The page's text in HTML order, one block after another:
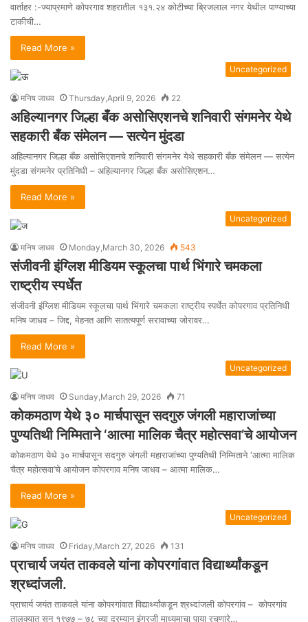
वार्ताहर :-ज्याप्रमाणे कोपरगाव शहरातील १३१.२४ कोटीच्या ब्रिजलाल नगर येथील पाण्याच्या
टाकीची…
Read More »
Uncategorized
मनिष जाधव Thursday,April 9, 2026 22
अहिल्यानगर जिल्हा बँक असोसिएशनचे शनिवारी संगमनेर येथे
सहकारी बँक संमेलन — सत्येन मुंदडा
अहिल्यानगर जिल्हा बँक असोसिएशनचे शनिवारी संगमनेर येथे सहकारी बँक संमेलन — सत्येन
मुंदडा संगमनेर प्रतिनिधी – अहिल्यानगर जिल्हा बँक असोसिएशन…
Read More »
Uncategorized
मनिष जाधव Monday,March 30, 2026 543
संजीवनी इंग्लिश मीडियम स्कूलचा पार्थ भिंगारे चमकला
राष्ट्रीय स्पर्धेत
संजीवनी इंग्लिश मीडियम स्कूलचा पार्थ भिंगारे चमकला राष्ट्रीय स्पर्धेत कोपरगाव प्रतिनिधी
मनिष जाधव – जिद्द, मेहनत आणि सातत्यपूर्ण सरावाच्या जोरावर…
Read More »
Uncategorized
मनिष जाधव Sunday,March 29, 2026 71
कोकमठाण येथे ३० मार्चपासून सदगुरु जंगली महाराजांच्या
पुण्यतिथी निम्मिताने ‘आत्मा मालिक चैत्र महोत्सवा’चे आयोजन
कोकमठाण येथे ३० मार्चपासून सदगुरु जंगली महाराजांच्या पुण्यतिथी निम्मिताने ‘आत्मा मालिक
चैत्र महोत्सवा’चे आयोजन कोपरगाव मनिष जाधव – आत्मा मालिक…
Read More »
Uncategorized
मनिष जाधव Friday,March 27, 2026 131
प्राचार्य जयंत ताकवले यांना कोपरगांवात विद्यार्थ्यांकडून
श्रध्दांजली.
प्राचार्य जयंत ताकवले यांना कोपरगांवात विद्यार्थ्यांकडून श्रध्दांजली कोपरगांव – कोपरगांव
तालुक्यात सन १९७७ – ७८ च्या दरम्यान इंग्रजी माध्यमाचा पाया रचणारे…